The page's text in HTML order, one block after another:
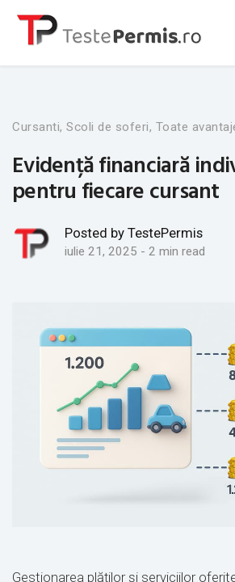
Cursanti, Scoli de soferi, Toate
Evidență financiară
pentru fiecare cursant
Posted by TestePermis
iulie 21, 2025 - 2 min read
Gestionarea plăților și serviciilor